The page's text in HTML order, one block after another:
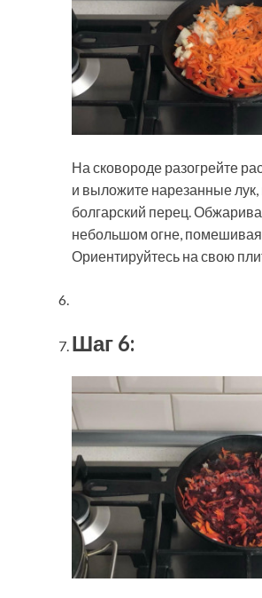
На сковороде разогрейте
и выложите нарезанные лук,
болгарский перец.
небольшом огне,
Ориентируйтесь на свою
Шаг 6: